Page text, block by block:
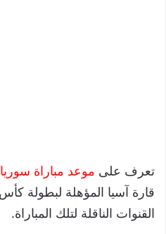
تعرف على موعد مباراة سوريا
القنوات الناقلة لتلك المباراة.